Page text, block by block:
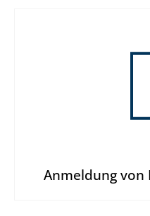
Anmeldung von